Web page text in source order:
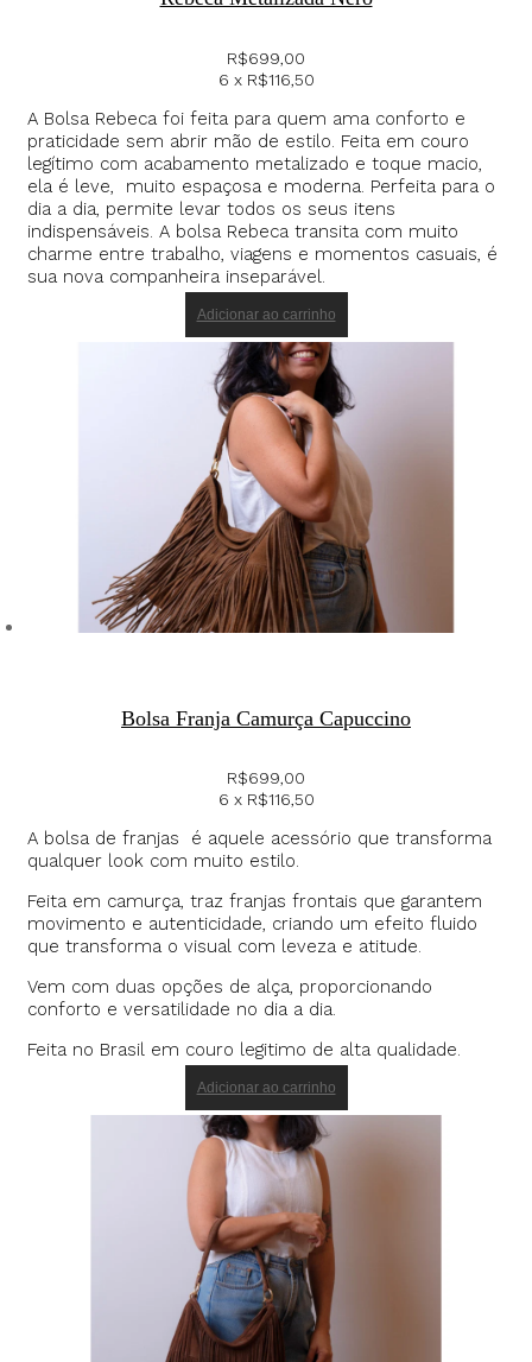
R$699,00
6 x R$116,50
A Bolsa Rebeca foi feita para quem ama conforto e
praticidade sem abrir mão de estilo. Feita em couro
legítimo com acabamento metalizado e toque macio,
ela é leve, muito espaçosa e moderna. Perfeita para o
dia a dia, permite levar todos os seus itens
indispensáveis. A bolsa Rebeca transita com muito
charme entre trabalho, viagens e momentos casuais, é
sua nova companheira inseparável.
Adicionar ao carrinho
Bolsa Franja Camurça Capuccino
R$699,00
6 x R$116,50
A bolsa de franjas é aquele acessório que transforma
qualquer look com muito estilo.
Feita em camurça, traz franjas frontais que garantem
movimento e autenticidade, criando um efeito fluido
que transforma o visual com leveza e atitude.
Vem com duas opções de alça, proporcionando
conforto e versatilidade no dia a dia.
Feita no Brasil em couro legitimo de alta qualidade.
Adicionar ao carrinho